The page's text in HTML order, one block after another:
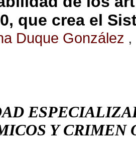
que crea el
Duque González ,
Y CRIMEN